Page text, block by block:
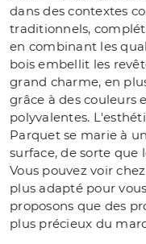
dans des contextes
traditionnels,
en combinant les
bois embellit les
grand charme, en
grâce à des couleurs
polyvalentes.
Parquet se marie à
surface, de sorte que
Vous pouvez voir
plus adapté pour
proposons que des
plus précieux du